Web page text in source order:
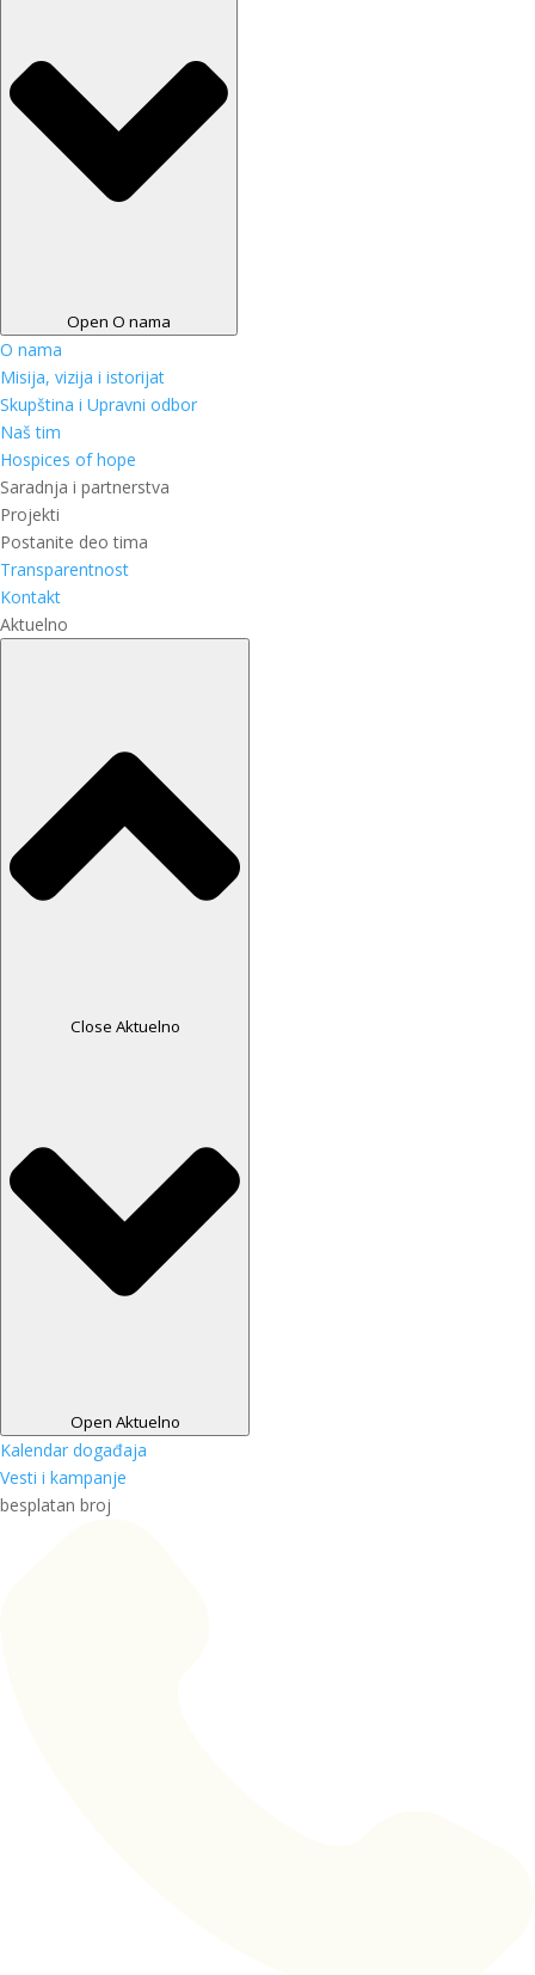
Open O nama
O nama
Misija, vizija i istorijat
Skupština i Upravni odbor
Naš tim
Hospices of hope
Saradnja i partnerstva
Projekti
Postanite deo tima
Transparentnost
Kontakt
Aktuelno
Close Aktuelno
Open Aktuelno
Kalendar događaja
Vesti i kampanje
besplatan broj